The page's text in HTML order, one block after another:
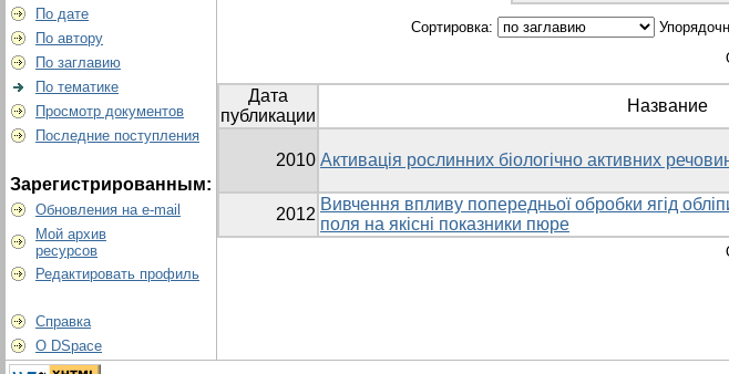
По дате
По автору
По заглавию
По тематике
Просмотр документов
Последние поступления
Зарегистрированным:
Обновления на e-mail
Мой архив
ресурсов
Редактировать профиль
Справка
О DSpace
Сортировка:
Дата
публикации
Название
2010 Активація рослинних біологічно активних
2012
Вивчення впливу попередньої обробки ягід
поля на якісні показники пюре